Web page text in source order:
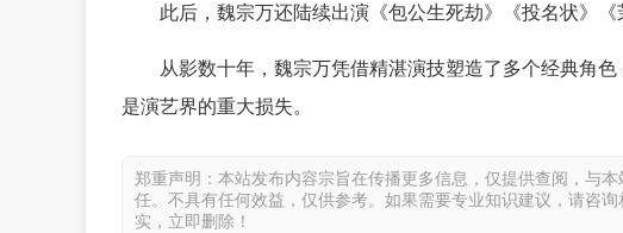
此后，魏宗万还陆续出演《包公生死劫》《投名状》《
从影数十年，魏宗万凭借精湛演技塑造了多个经典角
是演艺界的重大损失。
郑重声明：本站发布内容宗旨在传播更多信息，仅提供查阅，与
任。不具有任何效益，仅供参考。如果需要专业知识建议，请咨
实，立即删除！